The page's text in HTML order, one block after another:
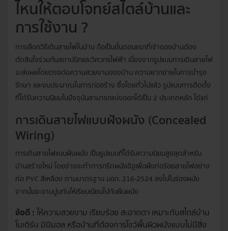
ไหนให้ตอบโจทย์สไตล์บ้านและ
การใช้งาน ?
การเลือกวิธีเดินสายไฟในบ้าน ถือเป็นขั้นตอนแรกที่เจ้าของบ้านต้อง
ตัดสินใจร่วมกับสถาปนิกและวิศวกรไฟฟ้า เนื่องจากรูปแบบการเดินสายไฟ
จะส่งผลโดยตรงต่อความสวยงามของบ้าน ความยากง่ายในการบำรุง
รักษา และงบประมาณในการก่อสร้าง ซึ่งโดยทั่วไปแล้ว รูปแบบการติดตั้ง
ที่ได้รับความนิยมในปัจจุบันสามารถแบ่งออกได้เป็น 2 ประเภทหลัก ได้แก่
การเดินสายไฟแบบฝังผนัง (Concealed
Wiring)
การเดินสายไฟแบบฝังผนัง เป็นรูปแบบที่ได้รับความนิยมสูงสุดสำหรับ
บ้านสร้างใหม่ โดยช่างจะทำการกรีดผนังอิฐเพื่อฝังท่อร้อยสายไฟอย่าง
ท่อ PVC สีเหลือง ตามมาตรฐาน มอก. 216-2524 ลงไปในร่องผนัง
จากนั้นจะฉาบปูนทับให้เรียบเนียนไปกับผืนผนัง
ข้อดี :ให้ความสวยงาม เรียบร้อย สะอาดตา เหมาะกับสไตล์บ้าน
โมเดิร์น มินิมอล หรือบ้านที่ต้องการโชว์พื้นผิวผนังแบบไม่มีสิ่ง